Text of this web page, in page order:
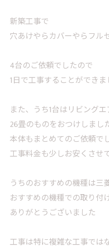
新築工事で
穴あけやらカバーやらフル
4台のご依頼でしたので
1日で工事することができま
また、うち1台はリビング
26畳のものをおつけしまし
本体もまとめてのご依頼で
工事料金も少しお安くさせ
うちのおすすめの機種は三
おすすめの機種での取り付
ありがとうございました
工事は特に複雑な工事では